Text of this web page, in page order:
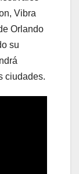
Vibra
Orlando
su
ciudades.